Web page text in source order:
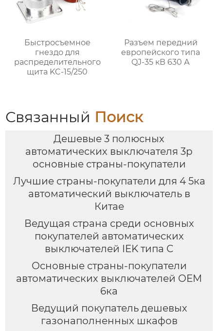
Быстросъемное
гнездо для
распределительного
щита KC-15/250
Разъем передний
европейского типа
QJ-35 кВ 630 А
Связанный Поиск
Дешевые 3 полюсных
автоматических выключателя 3p
основные страны-покупатели
Лучшие страны-покупатели для 4 5ка
автоматический выключатель в
Китае
Ведущая страна среди основных
покупателей автоматических
выключателей IEK типа C
Основные страны-покупатели
автоматических выключателей OEM
6ка
Ведущий покупатель дешевых
газонаполненных шкафов